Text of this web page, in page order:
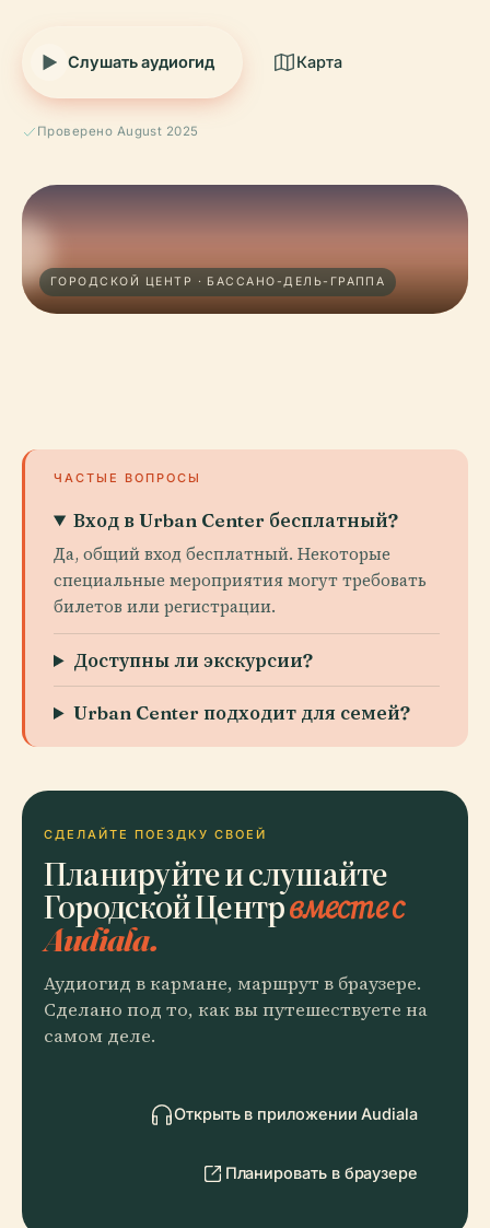
Слушать аудиогид Карта
Проверено August 2025
ГОРОДСКОЙ ЦЕНТР · БАССАНО-ДЕЛЬ-ГРАППА
ЧАСТЫЕ ВОПРОСЫ
Вход в Urban Center бесплатный?
Да, общий вход бесплатный. Некоторые
специальные мероприятия могут требовать
билетов или регистрации.
Доступны ли экскурсии?
Urban Center подходит для семей?
СДЕЛАЙТЕ ПОЕЗДКУ СВОЕЙ
Планируйте и слушайте
Городской Центрвместе с
Audiala.
Аудиогид в кармане, маршрут в браузере.
Сделано под то, как вы путешествуете на
самом деле.
Открыть в приложении Audiala
Планировать в браузере